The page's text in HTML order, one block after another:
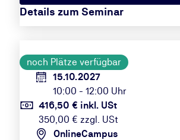
Details zum Seminar
noch Plätze verfügbar
15.10.2027
10:00 - 12:00 Uhr
416,50 € inkl. USt
350,00 € zzgl. USt
OnlineCampus